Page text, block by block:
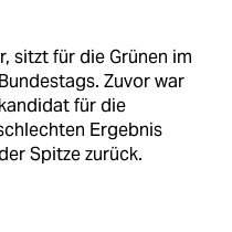
sitzt für die Grünen im
Zuvor war
für die
Ergebnis
Spitze zurück.